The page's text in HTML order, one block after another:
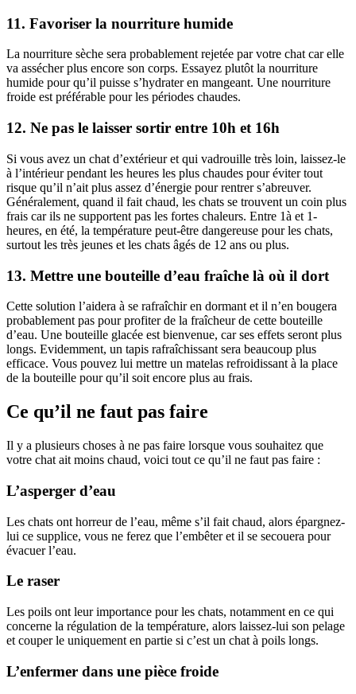
11. Favoriser la nourriture humide
La nourriture sèche sera probablement rejetée par votre chat car elle
va assécher plus encore son corps. Essayez plutôt la nourriture
humide pour qu’il puisse s’hydrater en mangeant. Une nourriture
froide est préférable pour les périodes chaudes.
12. Ne pas le laisser sortir entre 10h et 16h
Si vous avez un chat d’extérieur et qui vadrouille très loin, laissez-le
à l’intérieur pendant les heures les plus chaudes pour éviter tout
risque qu’il n’ait plus assez d’énergie pour rentrer s’abreuver.
Généralement, quand il fait chaud, les chats se trouvent un coin plus
frais car ils ne supportent pas les fortes chaleurs. Entre 1à et 1-
heures, en été, la température peut-être dangereuse pour les chats,
surtout les très jeunes et les chats âgés de 12 ans ou plus.
13. Mettre une bouteille d’eau fraîche là où il dort
Cette solution l’aidera à se rafraîchir en dormant et il n’en bougera
probablement pas pour profiter de la fraîcheur de cette bouteille
d’eau. Une bouteille glacée est bienvenue, car ses effets seront plus
longs. Evidemment, un tapis rafraîchissant sera beaucoup plus
efficace. Vous pouvez lui mettre un matelas refroidissant à la place
de la bouteille pour qu’il soit encore plus au frais.
Ce qu’il ne faut pas faire
Il y a plusieurs choses à ne pas faire lorsque vous souhaitez que
votre chat ait moins chaud, voici tout ce qu’il ne faut pas faire :
L’asperger d’eau
Les chats ont horreur de l’eau, même s’il fait chaud, alors épargnez-
lui ce supplice, vous ne ferez que l’embêter et il se secouera pour
évacuer l’eau.
Le raser
Les poils ont leur importance pour les chats, notamment en ce qui
concerne la régulation de la température, alors laissez-lui son pelage
et couper le uniquement en partie si c’est un chat à poils longs.
L’enfermer dans une pièce froide